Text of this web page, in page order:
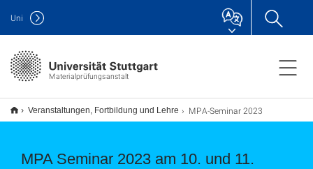
Materialprüfungsanstalt
Uni
Veranstaltungen, Fortbildung und Lehre MPA-Seminar 2023
MPA Seminar 2023 am 10. und 11.